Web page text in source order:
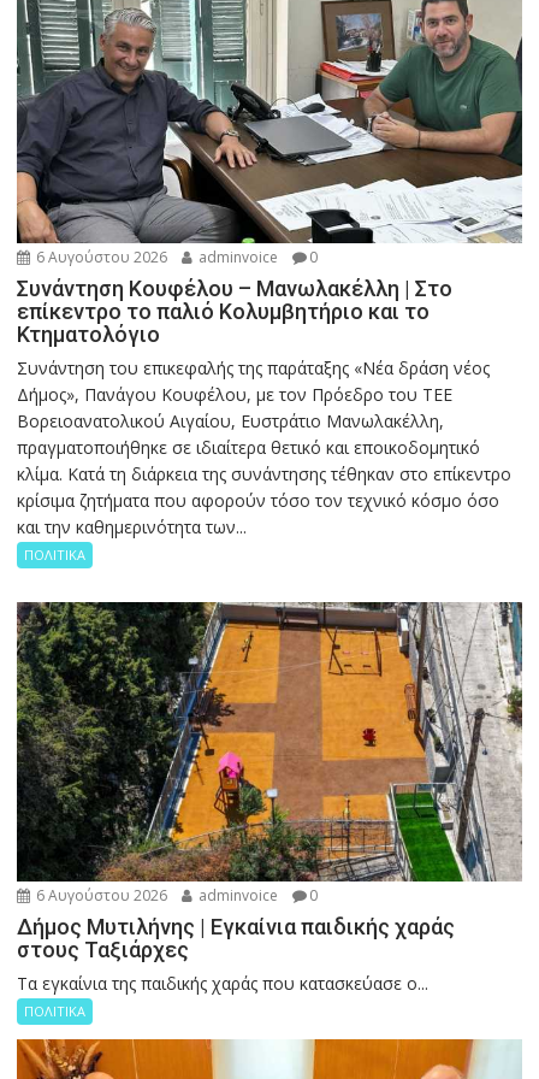
6 Αυγούστου 2026 adminvoice 0
Συνάντηση Κουφέλου – Μανωλακέλλη | Στο
επίκεντρο το παλιό Κολυμβητήριο και το
Κτηματολόγιο
Συνάντηση του επικεφαλής της παράταξης «Νέα δράση νέος
Δήμος», Πανάγου Κουφέλου, με τον Πρόεδρο του ΤΕΕ
Βορειοανατολικού Αιγαίου, Ευστράτιο Μανωλακέλλη,
πραγματοποιήθηκε σε ιδιαίτερα θετικό και εποικοδομητικό
κλίμα. Κατά τη διάρκεια της συνάντησης τέθηκαν στο επίκεντρο
κρίσιμα ζητήματα που αφορούν τόσο τον τεχνικό κόσμο όσο
και την καθημερινότητα των...
ΠΟΛΙΤΙΚΑ
6 Αυγούστου 2026 adminvoice 0
Δήμος Μυτιλήνης | Εγκαίνια παιδικής χαράς
στους Ταξιάρχες
Tα εγκαίνια της παιδικής χαράς που κατασκεύασε ο...
ΠΟΛΙΤΙΚΑ